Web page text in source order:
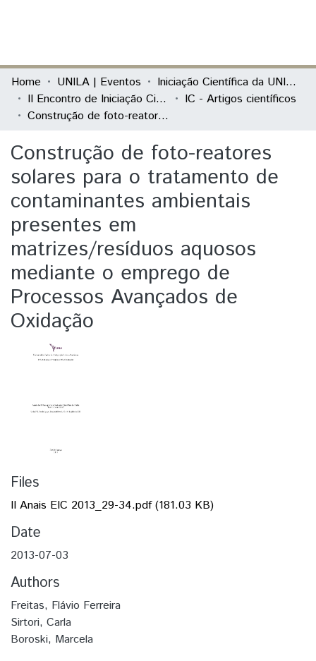
Communities & Collections
All of DSpace
Home UNILA | Eventos
Iniciação Científica da UNILA (IC)
II Encontro de Iniciação Científica da Unila "Resultados em debate"
IC - Artigos científicos
Construção de foto-reatores solares para o tratamento de contaminantes ambientais presentes em matrizes/resíduos aquosos mediante o emprego de Processos Avançados de Oxidação
Construção de foto-reatores
solares para o tratamento de
contaminantes ambientais
presentes em
matrizes/resíduos aquosos
mediante o emprego de
Processos Avançados de
Oxidação
Files
II Anais EIC 2013_29-34.pdf(181.03 KB)
Date
2013-07-03
Authors
Freitas, Flávio Ferreira
Sirtori, Carla
Boroski, Marcela